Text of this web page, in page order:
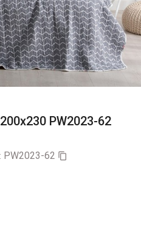
PW2023-62
PW2023-62 